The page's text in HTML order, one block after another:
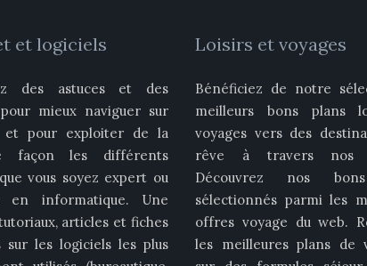
et logiciels
des astuces et des
mieux naviguer sur
et pour exploiter de la
façon les différents
vous soyez expert ou
en informatique. Une
articles et fiches
sur les logiciels les plus
Loisirs et voyages
Bénéficiez de notre
meilleurs bons plans
voyages vers des
rêve à travers nos
Découvrez nos
sélectionnés parmi les
offres voyage du web.
les meilleures plans de